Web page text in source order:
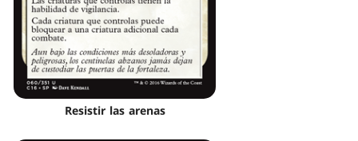
Resistir las arenas